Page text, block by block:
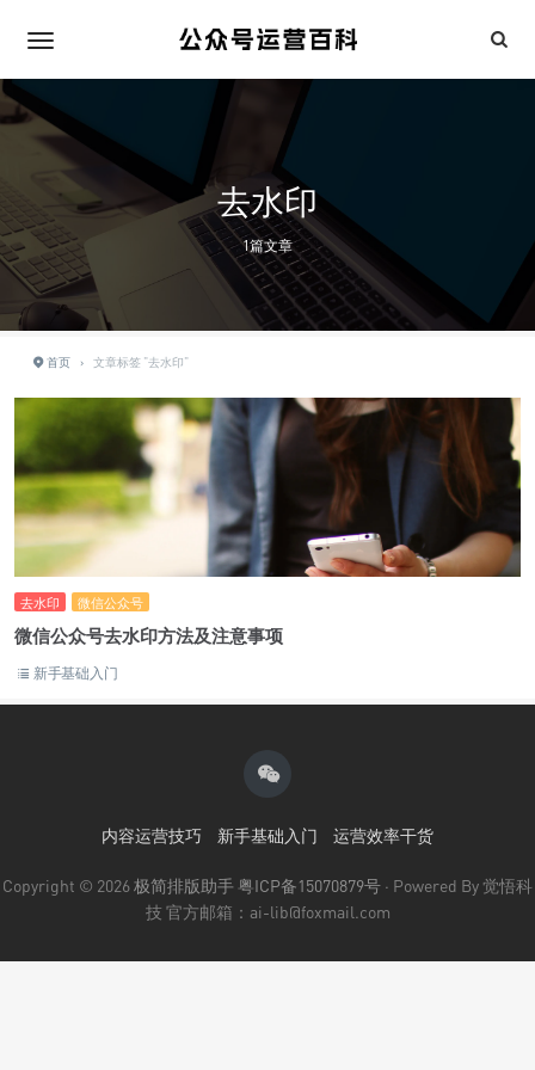
去水印
1篇文章
首页 › 文章标签 "去水印"
去水印 微信公众号
微信公众号去水印方法及注意事项
新手基础入门
内容运营技巧 新手基础入门 运营效率干货
Copyright © 2026极简排版助手粤ICP备15070879号 · Powered By 觉悟科
技 官方邮箱：ai-lib@foxmail.com